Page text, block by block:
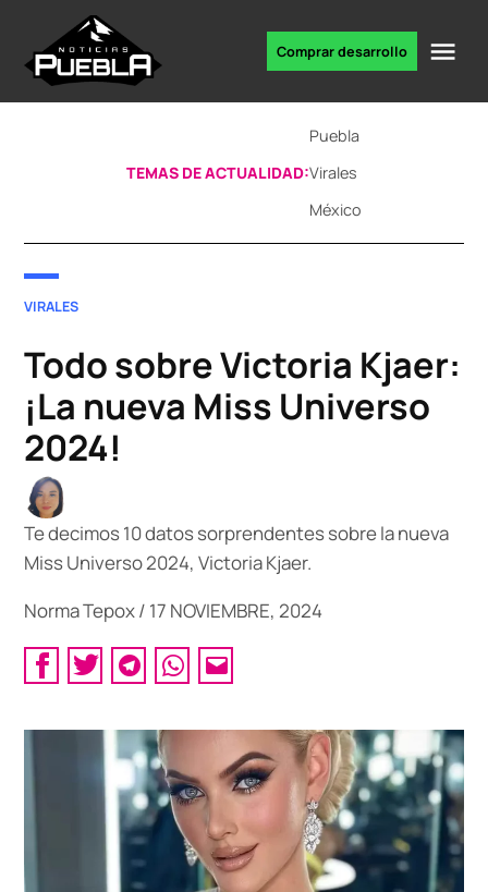
content
Comprar desarrollo
TEMAS DE ACTUALIDAD:
Puebla
Virales
México
POSTED
VIRALES
Todo sobre Victoria Kjaer:
¡La nueva Miss Universo
2024!
Te decimos 10 datos sorprendentes sobre la nueva
Miss Universo 2024, Victoria Kjaer.
Norma Tepox/ 17 NOVIEMBRE, 2024